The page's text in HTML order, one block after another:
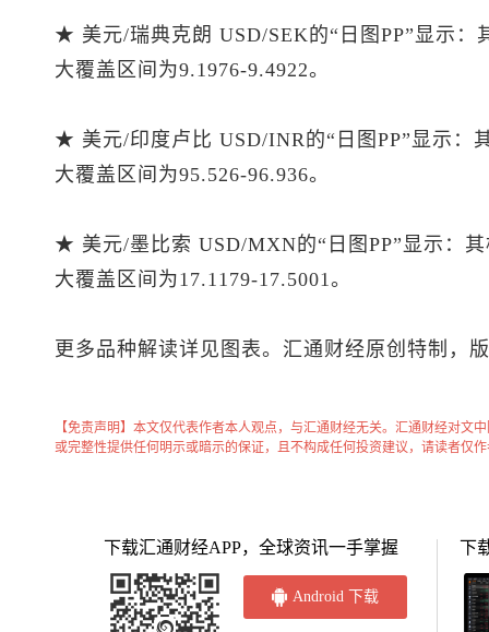
★ 美元/瑞典克朗 USD/SEK的“日图PP”显示：
大覆盖区间为9.1976-9.4922。
★ 美元/印度卢比 USD/INR的“日图PP”显示：
大覆盖区间为95.526-96.936。
★ 美元/墨比索 USD/MXN的“日图PP”显示：
大覆盖区间为17.1179-17.5001。
更多品种解读详见图表。汇通财经原创特制，
【免责声明】本文仅代表作者本人观点，与汇通财经无关。汇通财经对文
或完整性提供任何明示或暗示的保证，且不构成任何投资建议，请读者仅
下载汇通财经APP，全球资讯一手掌握
Android 下载
下